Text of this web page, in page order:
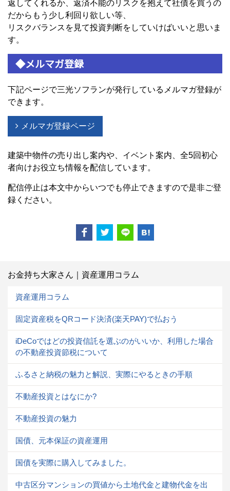
返してくれるか、返済不能のリスクを抱えて社債を買うの
だからもう少し利回り欲しい等、
リスクバランスを見て投資判断をしていけばいいと思いま
す。
◆メルマガ登録
下記ページで三光ソフランが発行しているメルマガ登録が
できます。
メルマガ登録ページ
建築中物件の売り出し案内や、イベント案内、全5回初心
者向けお役立ち情報を配信しています。
配信停止は本文中からいつでも停止できますので是非ご登
録ください。
お金持ち大家さん｜資産運用コラム
資産運用コラム
固定資産税をQRコード決済(楽天PAY)で払おう
iDeCoではどの投資信託を選ぶのがいいか、利用した場合
の不動産投資節税について
ふるさと納税の魅力と解説、実際にやるときの手順
不動産投資とはなにか?
不動産投資の魅力
国債、元本保証の資産運用
国債を実際に購入してみました。
中古区分マンションの買値から土地代金と建物代金を出